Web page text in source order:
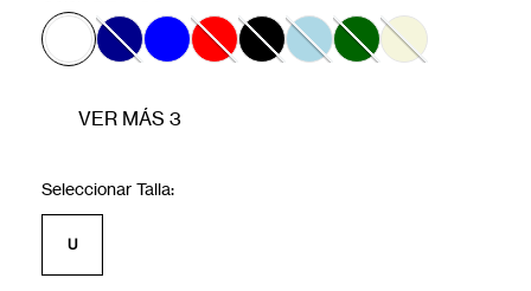
VER MÁS 3
U